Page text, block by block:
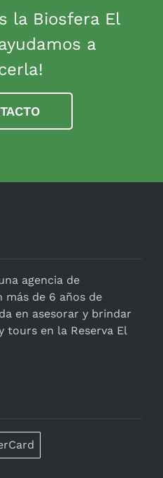
la Biosfera El
a
agencia de
de 6 años de
en asesorar y brindar
tours en la Reserva El